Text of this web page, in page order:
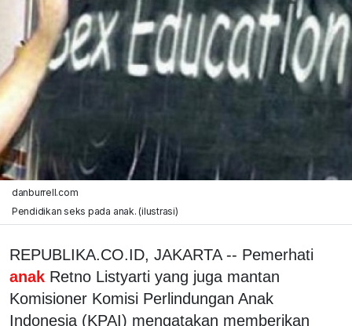
danburrell.com
Pendidikan seks pada anak. (ilustrasi)
REPUBLIKA.CO.ID, JAKARTA -- Pemerhati
anak Retno Listyarti yang juga mantan
Komisioner Komisi Perlindungan Anak
Indonesia (KPAI) mengatakan memberikan